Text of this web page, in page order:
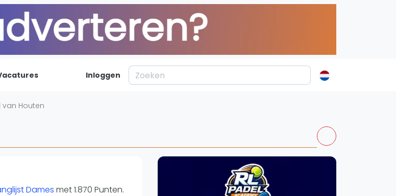
Adverteren
Inloggen
van Houten
Dames met 1.870 Punten.
Kortingscode: PADELGIDS10